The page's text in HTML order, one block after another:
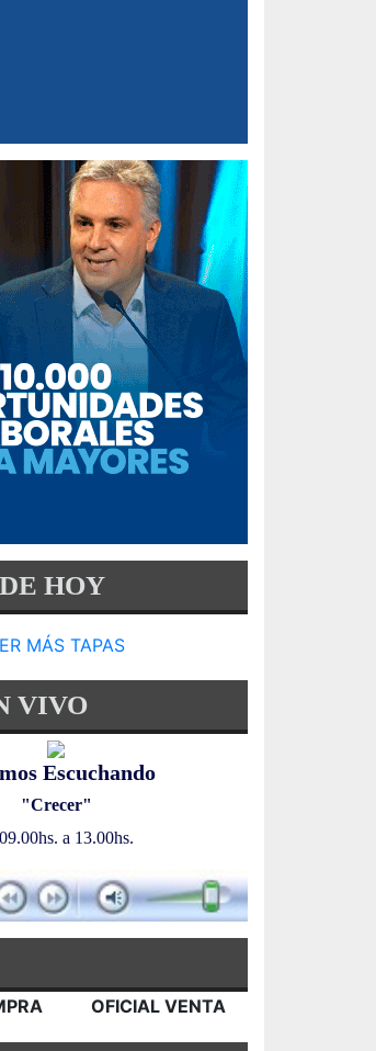
HOY
MÁS TAPAS
VIVO
Escuchando
"Crecer"
a 13.00hs.
OFICIAL VENTA